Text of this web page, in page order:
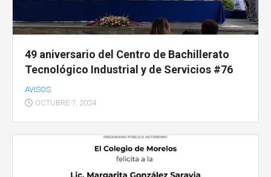
49 aniversario del Centro de Bachillerato
Tecnológico Industrial y de Servicios #76
AVISOS
OCTUBRE 7, 2024